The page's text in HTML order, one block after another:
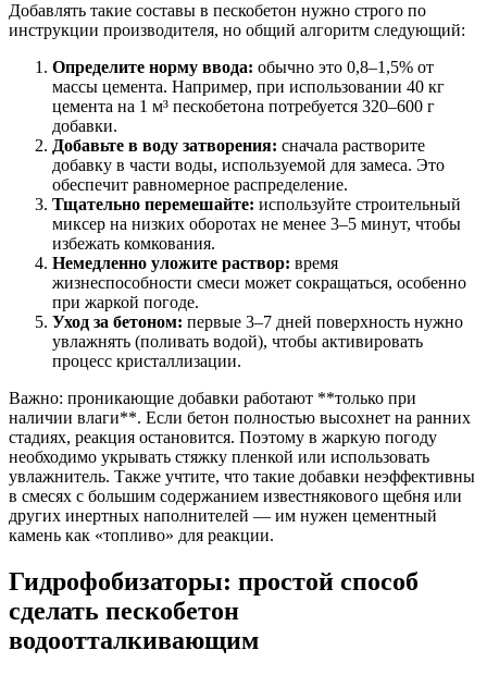
Добавлять такие составы в пескобетон нужно строго по
инструкции производителя, но общий алгоритм следующий:
Определите норму ввода: обычно это 0,8–1,5% от
массы цемента. Например, при использовании 40 кг
цемента на 1 м³ пескобетона потребуется 320–600 г
добавки.
Добавьте в воду затворения: сначала растворите
добавку в части воды, используемой для замеса. Это
обеспечит равномерное распределение.
Тщательно перемешайте: используйте строительный
миксер на низких оборотах не менее 3–5 минут, чтобы
избежать комкования.
Немедленно уложите раствор: время
жизнеспособности смеси может сокращаться, особенно
при жаркой погоде.
Уход за бетоном: первые 3–7 дней поверхность нужно
увлажнять (поливать водой), чтобы активировать
процесс кристаллизации.
Важно: проникающие добавки работают **только при
наличии влаги**. Если бетон полностью высохнет на ранних
стадиях, реакция остановится. Поэтому в жаркую погоду
необходимо укрывать стяжку пленкой или использовать
увлажнитель. Также учтите, что такие добавки неэффективны
в смесях с большим содержанием известнякового щебня или
других инертных наполнителей — им нужен цементный
камень как «топливо» для реакции.
Гидрофобизаторы: простой способ
сделать пескобетон
водоотталкивающим